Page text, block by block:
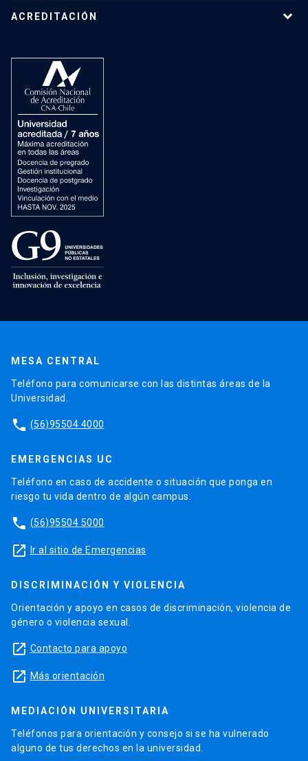
ACREDITACIÓN
MESA CENTRAL
Teléfono para comunicarse con las distintas áreas de la
Universidad.
phone (56)95504 4000
EMERGENCIAS UC
Teléfono en caso de accidente o situación que ponga en
riesgo tu vida dentro de algún campus.
phone (56)95504 5000
launch Ir al sitio de Emergencias
DISCRIMINACIÓN Y VIOLENCIA
Orientación y apoyo en casos de discriminación, violencia de
género o violencia sexual.
launch Contacto para apoyo
launch Más orientación
MEDIACIÓN UNIVERSITARIA
Teléfonos para orientación y consejo si se ha vulnerado
alguno de tus derechos en la universidad.